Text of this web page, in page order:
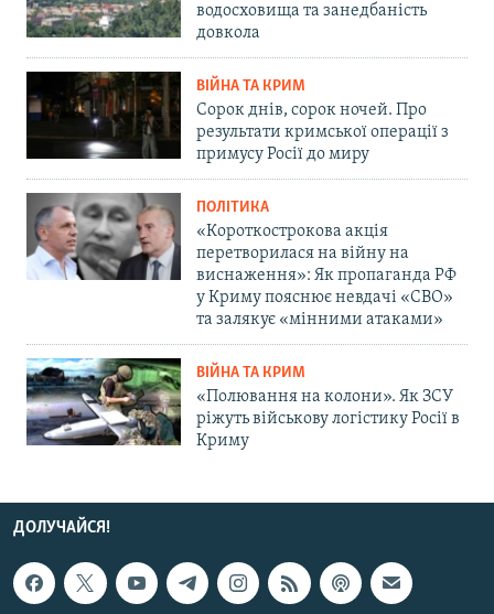
водосховища та занедбаність
довкола
ВІЙНА ТА КРИМ
Сорок днів, сорок ночей. Про
результати кримської операції з
примусу Росії до миру
ПОЛІТИКА
«Короткострокова акція
перетворилася на війну на
виснаження»: Як пропаганда РФ
у Криму пояснює невдачі «СВО»
та залякує «мінними атаками»
ВІЙНА ТА КРИМ
«Полювання на колони». Як ЗСУ
ріжуть військову логістику Росії в
Криму
ДОЛУЧАЙСЯ!